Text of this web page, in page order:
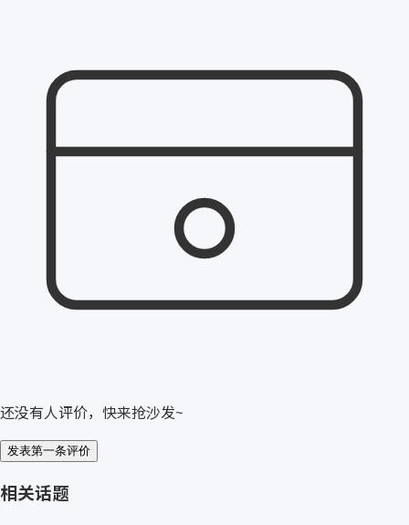
还没有人评价，快来抢沙发~
发表第一条评价
相关话题